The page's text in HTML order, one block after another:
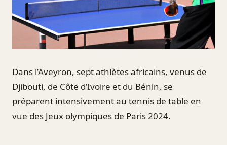
Dans l’Aveyron, sept athlètes africains, venus de
Djibouti, de Côte d’Ivoire et du Bénin, se
préparent intensivement au tennis de table en
vue des Jeux olympiques de Paris 2024.